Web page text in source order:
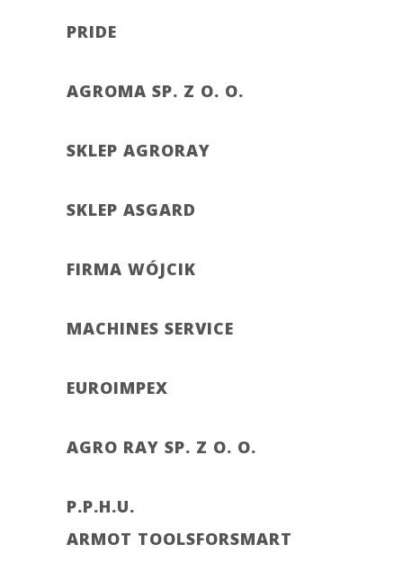
PRIDE
AGROMA SP. Z O. O.
SKLEP AGRORAY
SKLEP ASGARD
FIRMA WÓJCIK
MACHINES SERVICE
EUROIMPEX
AGRO RAY SP. Z O. O.
P.P.H.U.
ARMOT TOOLSFORSMART